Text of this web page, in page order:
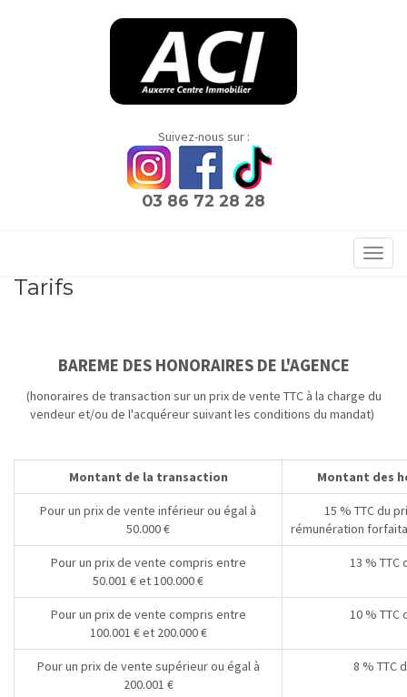
Suivez-nous sur :
03 86 72 28 28
Tarifs
BAREME DES HONORAIRES DE L'AGENCE
(honoraires de transaction sur un prix de vente TTC à la charge du
vendeur et/ou de l'acquéreur suivant les conditions du mandat)
Montant de la transaction Montant des
Pour un prix de vente inférieur ou égal à
50.000 €
15 % TTC du
rémunération
Pour un prix de vente compris entre
50.001 € et 100.000 €
13 % TTC
Pour un prix de vente compris entre
100.001 € et 200.000 €
10 % TTC
Pour un prix de vente supérieur ou égal à
200.001 €
8 % TTC